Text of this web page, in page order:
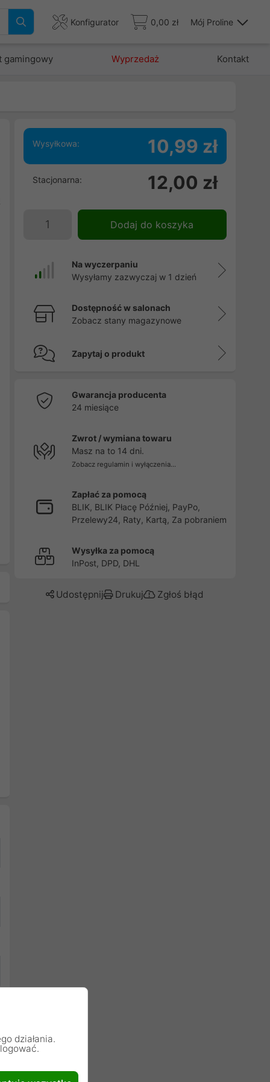
Konfigurator 0,00 zł Mój Proline
gamingowy Wyprzedaż Kontakt
Wysyłkowa: 10,99 zł
Stacjonarna: 12,00 zł
Dodaj do koszyka
Na wyczerpaniu
Wysyłamy zazwyczaj w 1 dzień
Dostępność w salonach
Zobacz stany magazynowe
Zapytaj o produkt
Gwarancja producenta
24 miesiące
Zwrot / wymiana towaru
Masz na to 14 dni.
Zobacz regulamin i wyłączenia...
Zapłać za pomocą
BLIK, BLIK Płacę Później, PayPo,
Przelewy24, Raty, Kartą, Za pobraniem
Wysyłka za pomocą
InPost, DPD, DHL
Udostępnij Drukuj Zgłoś błąd
działania.